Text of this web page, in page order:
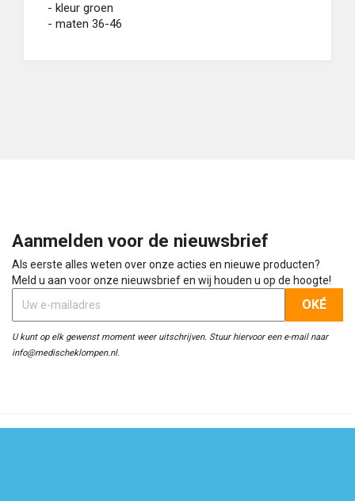
- kleur groen
- maten 36-46
Aanmelden voor de nieuwsbrief
Als eerste alles weten over onze acties en nieuwe producten?
Meld u aan voor onze nieuwsbrief en wij houden u op de hoogte!
U kunt op elk gewenst moment weer uitschrijven. Stuur hiervoor een e-mail naar
info@medischeklompen.nl.